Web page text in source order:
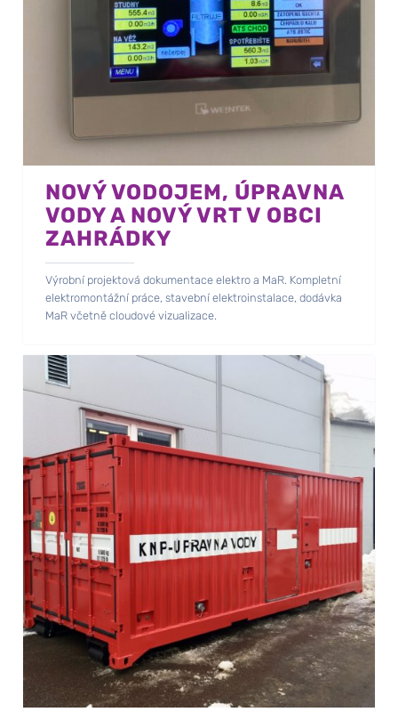
NOVÝ VODOJEM, ÚPRAVNA
VODY A NOVÝ VRT V OBCI
ZAHRÁDKY
Výrobní projektová dokumentace elektro a MaR. Kompletní
elektromontážní práce, stavební elektroinstalace, dodávka
MaR včetně cloudové vizualizace.